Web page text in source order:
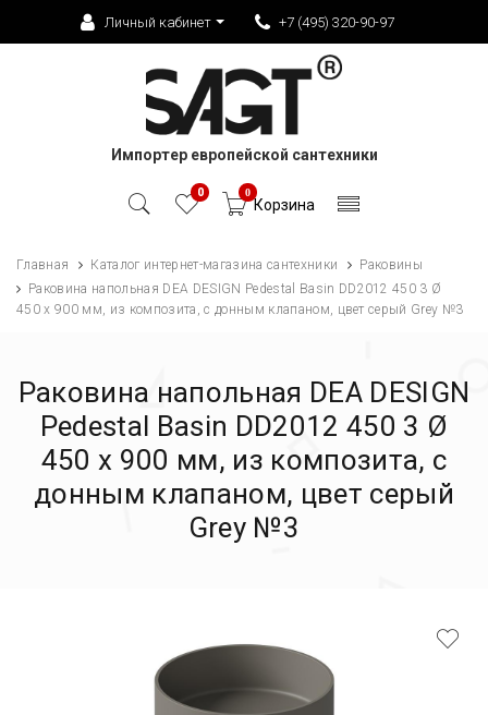
Личный кабинет +7 (495) 320-90-97
Импортер европейской сантехники
0 0
Корзина
Главная Каталог интернет-магазина сантехники
Раковины
Раковина напольная DEA DESIGN Pedestal Basin DD2012 450 3 Ø
450 х 900 мм, из композита, с донным клапаном, цвет серый Grey №3
Раковина напольная DEA DESIGN
Pedestal Basin DD2012 450 3 Ø
450 х 900 мм, из композита, с
донным клапаном, цвет серый
Grey №3